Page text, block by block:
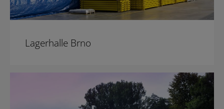
Lagerhalle Brno